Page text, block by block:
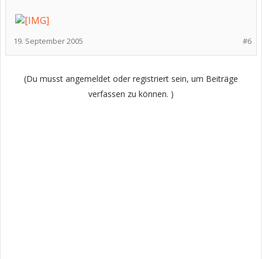
#6
19. September 2005
(Du musst angemeldet oder registriert sein, um Beiträge
verfassen zu können. )